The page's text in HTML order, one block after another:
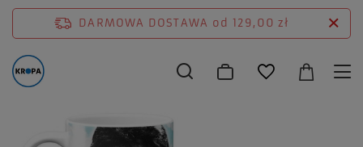
DARMOWA DOSTAWA od 129,00 zł